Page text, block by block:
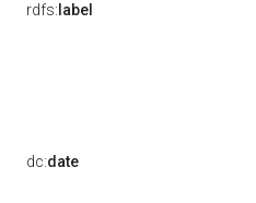
rdfs: label
dc:date